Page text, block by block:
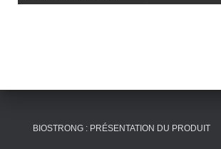
BIOSTRONG : PRÉSENTATION DU PRODUIT